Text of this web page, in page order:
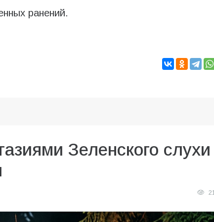
ранений.
Зеленского слухи